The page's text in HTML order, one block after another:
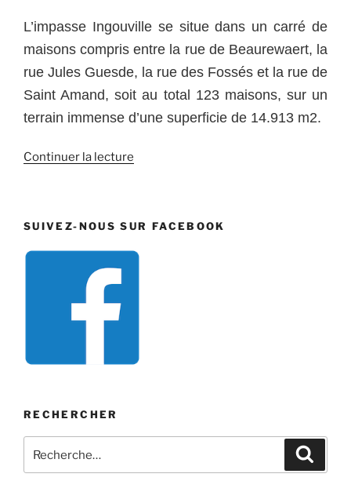
L’impasse Ingouville se situe dans un carré de
maisons compris entre la rue de Beaurewaert, la
rue Jules Guesde, la rue des Fossés et la rue de
Saint Amand, soit au total 123 maisons, sur un
terrain immense d’une superficie de 14.913 m2.
Continuer la lecture
SUIVEZ-NOUS SUR FACEBOOK
RECHERCHER
pour